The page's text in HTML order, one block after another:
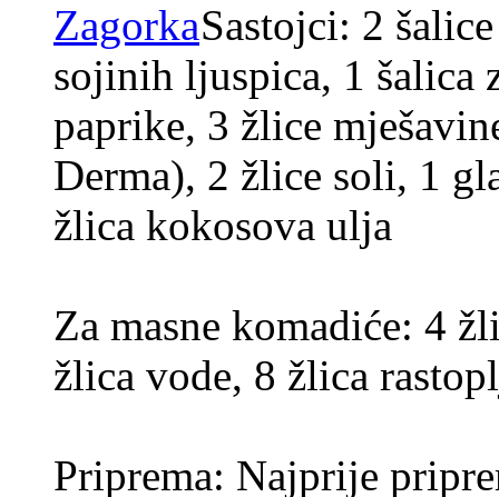
Sastojci: 2
sojinih ljuspica, 1 šalica
paprike, 3 žlice
Derma), 2 žlice soli, 1
žlica kokosova ulja
Za masne komadiće: 4
žlica vode, 8 žlica
Priprema: Najprije